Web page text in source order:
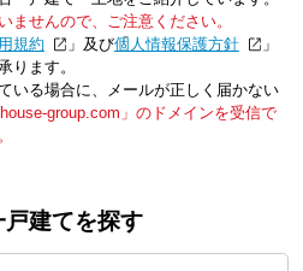
ませんので、ご注意ください。
規約 」及び「個人情報保護方針
」
ります。
いる場合に、メールが正しく届かない
group.com」のドメインを受信で
建てを探す